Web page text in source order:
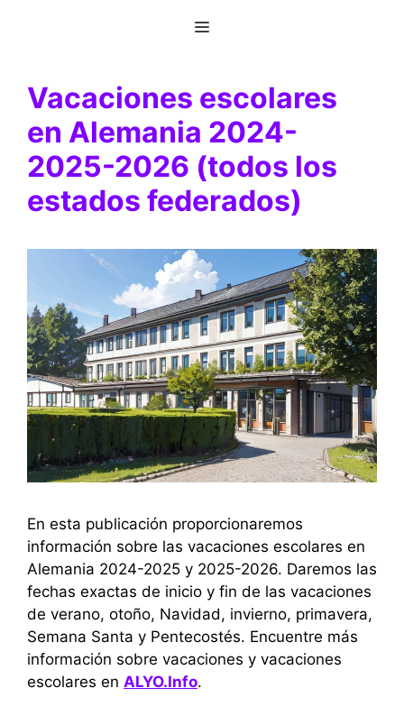
Menú
Vacaciones escolares
en Alemania 2024-
2025-2026 (todos los
estados federados)
En esta publicación proporcionaremos
información sobre las vacaciones escolares en
Alemania 2024-2025 y 2025-2026. Daremos las
fechas exactas de inicio y fin de las vacaciones
de verano, otoño, Navidad, invierno, primavera,
Semana Santa y Pentecostés. Encuentre más
información sobre vacaciones y vacaciones
escolares en ALYO.Info.